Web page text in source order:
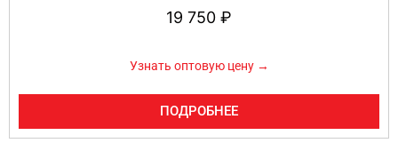
19 750 ₽
Узнать оптовую цену →
ПОДРОБНЕЕ